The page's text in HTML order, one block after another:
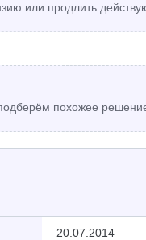
или продлить
похожее
20.07.2014